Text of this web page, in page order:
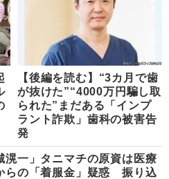
【後編を読む】“3カ月で歯
が抜けた”“4000万円騙し取
られた”まだある「インプ
ラント詐欺」歯科の被害告
発
滉一」タニマチの原資は医療
らの「着服金」疑惑 振り込